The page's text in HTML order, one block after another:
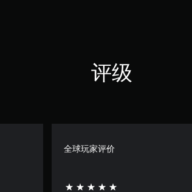
评级
全球玩家评价